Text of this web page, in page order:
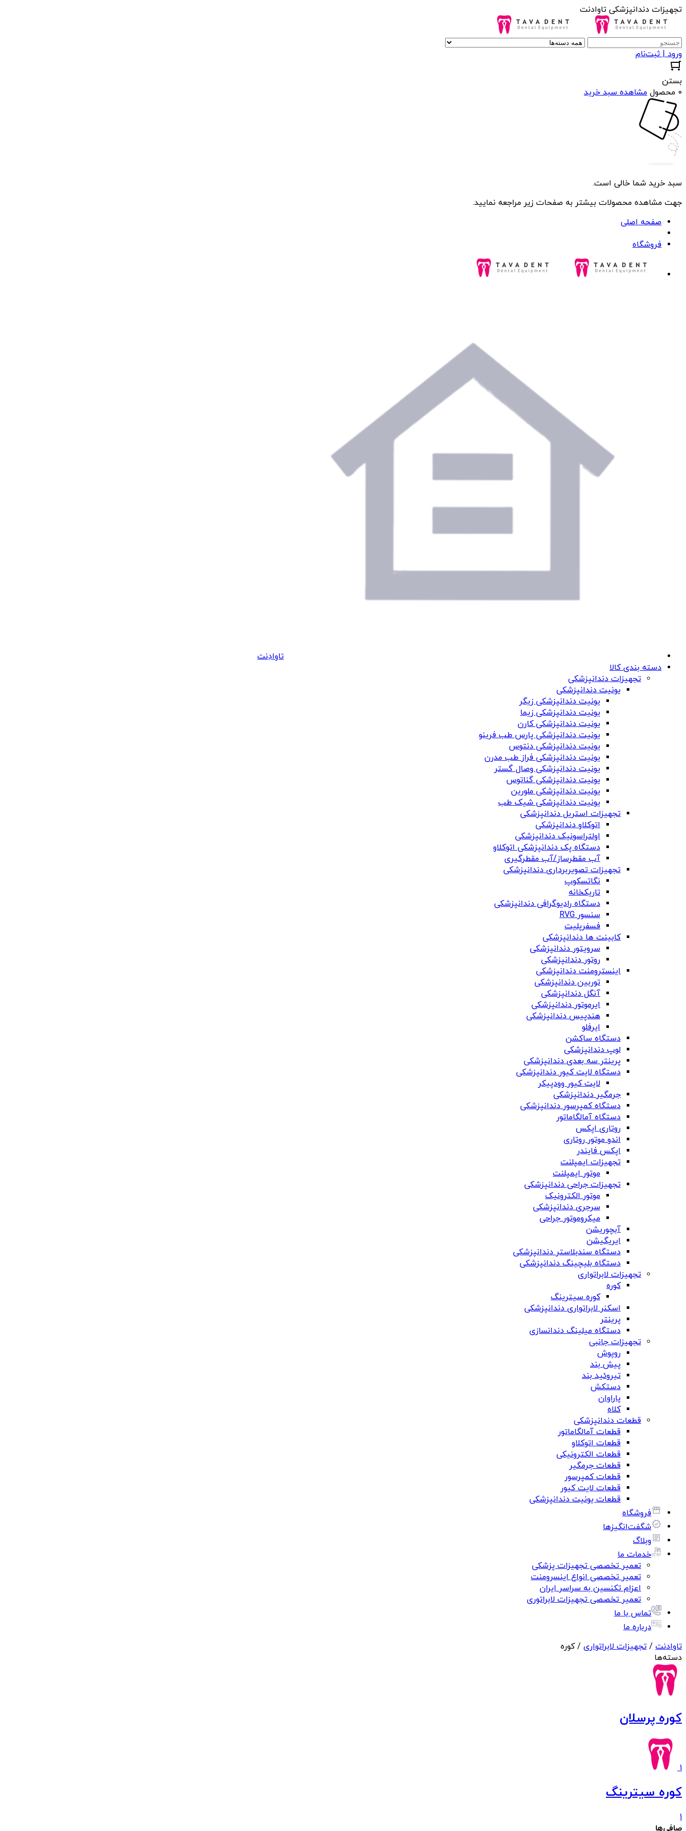
تجهیزات دندانپزشکی تاوادنت
ورود | ثبت‌نام
بستن
0 محصول
مشاهده سبد خرید
سبد خرید شما خالی است.
جهت مشاهده محصولات بیشتر به صفحات زیر مراجعه نمایید.
صفحه اصلی
فروشگاه
تاوادِنت
دسته بندی کالا
تجهیزات دندانپزشکی
یونیت دندانپزشکی
یونیت دندانپزشکی زیگر
یونیت دندانپزشکی زیما
یونیت دندانپزشکی کارن
یونیت دندانپزشکی پارس طب فرینو
یونیت دندانپزشکی دنتوس
یونیت دندانپزشکی فراز طب مدرن
یونیت دندانپزشکی وصال گستر
یونیت دندانپزشکی گناتوس
یونیت دندانپزشکی ملورین
یونیت دندانپزشکی شیک طب
تجهیزات استریل دندانپزشکی
اتوکلاو دندانپزشکی
اولتراسونیک دندانپزشکی
دستگاه پک دندانپزشکی اتوکلاو
آب مقطرساز/آب مقطرگیری
تجهیزات تصویربرداری دندانپزشکی
نگاتسکوپ
تاریکخانه
دستگاه‌ رادیوگرافی دندانپزشکی
سنسور RVG
فسفرپلیت
کابینت ها دندانپزشکی
سرویتور دندانپزشکی
روتور دندانپزشکی
اینسترومنت دندانپزشکی
توربین دندانپزشکی
آنگل دندانپزشکی
ایرموتور دندانپزشکی
هندپیس دندانپزشکی
ایرفلو
دستگاه ساکشن
لوپ دندانپزشکی
پرینتر سه بعدی دندانپزشکی
دستگاه لایت کیور دندانپزشکی
لایت کیور وودپیکر
جرمگیر دندانپزشکی
دستگاه کمپرسور دندانپزشکی
دستگاه آمالگاماتور
روتاری اپکس
اندو موتور روتاری
اپکس فایندر
تجهیزات ایمپلنت
موتور ایمپلنت
تجهیزات جراحی دندانپزشکی
موتور الکترونیک
سرجری دندانپزشکی
میکروموتور جراحی
آبچوریشن
ایریگیشن
دستگاه سندبلاستر دندانپزشکی
دستگاه بلیچینگ دندانپزشکی
تجهیزات لابراتواری
کوره
کوره سیترینگ
اسکنر لابراتواری دندانپزشکی
پرینتر
دستگاه میلینگ دندانسازی
تجهیزات جانبی
روپوش
پیش بند
تیروئید بند
دستکش
پاراوان
کلاه
قطعات دندانپزشکی
قطعات آمالگاماتور
قطعات اتوکلاو
قطعات الکترونیکی
قطعات جرمگیر
قطعات کمپرسور
قطعات لایت کیور
قطعات یونیت دندانپزشکی
فروشگاه
شگفت‌انگیزها
وبلاگ
خدمات ما
تعمیر تخصصی تجهیزات پزشکی
تعمیر تخصصی انواع اینسرومنت
اعزام تکنسین به سراسر ایران
تعمیر تخصصی تجهیزات لابراتوری
تماس با ما
درباره ما
تاوادنت / تجهیزات لابراتواری / کوره
دسته‌ها
کوره پرسلان
1
کوره سیترینگ
1
صافی‌ها